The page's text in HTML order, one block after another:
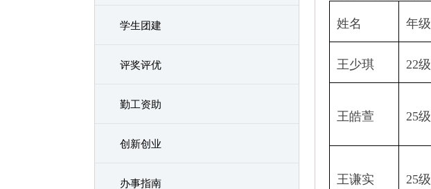
学生团建
评奖评优
勤工资助
创新创业
办事指南
姓名 年级
王少琪 22级
王皓萱 25级
王谦实 25级